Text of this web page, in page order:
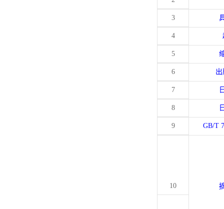
3
4
5
6
7
8
9 GB/T
10